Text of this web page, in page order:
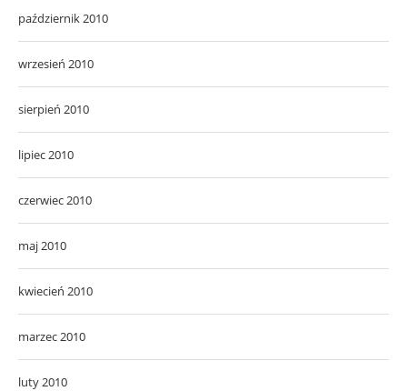
październik 2010
wrzesień 2010
sierpień 2010
lipiec 2010
czerwiec 2010
maj 2010
kwiecień 2010
marzec 2010
luty 2010